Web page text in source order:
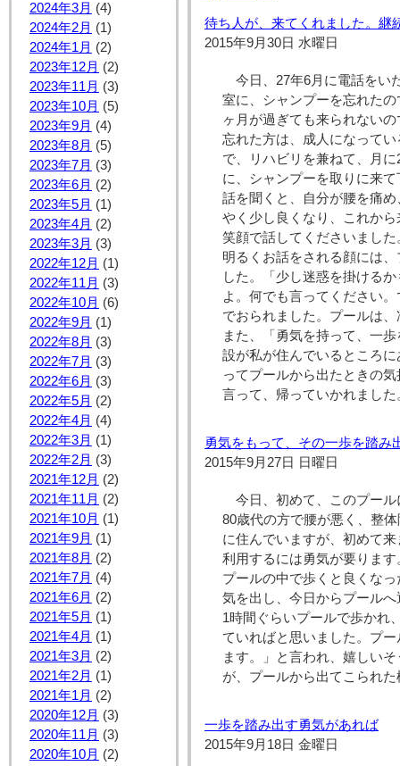
2024年3月 (4)
2024年2月 (1)
2024年1月 (2)
2023年12月 (2)
2023年11月 (3)
2023年10月 (5)
2023年9月 (4)
2023年8月 (5)
2023年7月 (3)
2023年6月 (2)
2023年5月 (1)
2023年4月 (2)
2023年3月 (3)
2022年12月 (1)
2022年11月 (3)
2022年10月 (6)
2022年9月 (1)
2022年8月 (3)
2022年7月 (3)
2022年6月 (3)
2022年5月 (2)
2022年4月 (4)
2022年3月 (1)
2022年2月 (3)
2021年12月 (2)
2021年11月 (2)
2021年10月 (1)
2021年9月 (1)
2021年8月 (2)
2021年7月 (4)
2021年6月 (2)
2021年5月 (1)
2021年4月 (1)
2021年3月 (2)
2021年2月 (1)
2021年1月 (2)
2020年12月 (3)
2020年11月 (3)
2020年10月 (2)
待ち人が、来てくれました。継
2015年9月30日 水曜日
今日、27年6月に電話をい
室に、シャンプーを忘れた
ヶ月が過ぎても来られない
忘れた方は、成人になって
で、リハビリを兼ねて、月
に、シャンプーを取りに来
話を聞くと、自分が腰を痛
やく少し良くなり、これか
笑顔で話してくださいました
明るくお話をされる顔には
した。「少し迷惑を掛ける
よ。何でも言ってください
でおられました。プールは
また、「勇気を持って、一
設が私が住んでいるところ
ってプールから出たときの
言って、帰っていかれました
勇気をもって、その一歩を踏み
2015年9月27日 日曜日
今日、初めて、このプー
80歳代の方で腰が悪く、整
に住んでいますが、初めて来
利用するには勇気が要りま
プールの中で歩くと良くな
気を出し、今日からプール
1時間ぐらいプールで歩かれ
ていればと思いました。プ
ます。」と言われ、嬉しい
が、プールから出てこられ
一歩を踏み出す勇気があれば
2015年9月18日 金曜日